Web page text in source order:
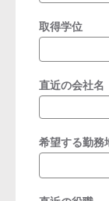
取得学位
直近の会社名
希望する勤務